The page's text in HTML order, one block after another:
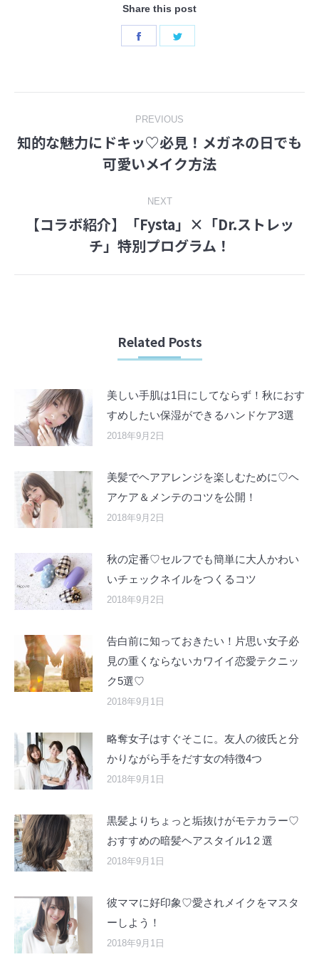
Share this post
Share
navigation
PREVIOUS
Previous
post:
知的な魅力にドキッ♡必見！メガネの日でも
可愛いメイク方法
NEXT
Next
post:
【コラボ紹介】「Fysta」×「Dr.ストレッ
チ」特別プログラム！
Related Posts
美しい手肌は1日にしてならず！秋におす
すめしたい保湿ができるハンドケア3選
2018年9月2日
美髪でヘアアレンジを楽しむために♡ヘ
アケア＆メンテのコツを公開！
2018年9月2日
秋の定番♡セルフでも簡単に大人かわい
いチェックネイルをつくるコツ
2018年9月2日
告白前に知っておきたい！片思い女子必
見の重くならないカワイイ恋愛テクニッ
ク5選♡
2018年9月1日
略奪女子はすぐそこに。友人の彼氏と分
かりながら手をだす女の特徴4つ
2018年9月1日
黒髪よりちょっと垢抜けがモテカラー♡
おすすめの暗髪ヘアスタイル1２選
2018年9月1日
彼ママに好印象♡愛されメイクをマスタ
ーしよう！
2018年9月1日